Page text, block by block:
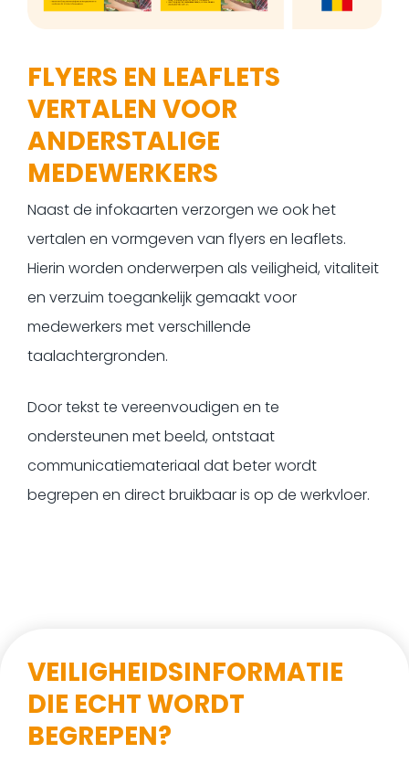
FLYERS EN LEAFLETS
VERTALEN VOOR
ANDERSTALIGE
MEDEWERKERS
Naast de infokaarten verzorgen we ook het
vertalen en vormgeven van flyers en leaflets.
Hierin worden onderwerpen als veiligheid, vitaliteit
en verzuim toegankelijk gemaakt voor
medewerkers met verschillende
taalachtergronden.
Door tekst te vereenvoudigen en te
ondersteunen met beeld, ontstaat
communicatiemateriaal dat beter wordt
begrepen en direct bruikbaar is op de werkvloer.
VEILIGHEIDSINFORMATIE
DIE ECHT WORDT
BEGREPEN?